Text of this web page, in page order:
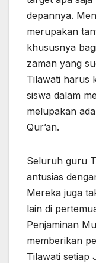
depannya.
merupakan
khususnya
zaman yang
Tilawati harus
siswa dalam
melupakan
Qur’an.
Seluruh guru
antusias
Mereka juga
lain di
Penjaminan
memberikan
Tilawati setiap